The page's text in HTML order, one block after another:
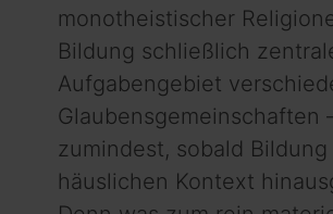
monotheistischer
Bildung schließlich
Aufgabengebiet
Glaubensgemeinschaften
zumindest, sobald
häuslichen Kontext